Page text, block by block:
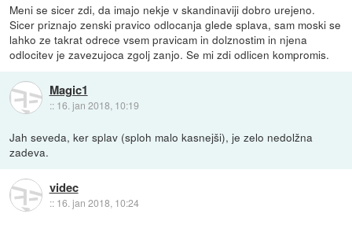
Meni se sicer zdi, da imajo nekje v skandinaviji dobro urejeno.
Sicer priznajo zenski pravico odlocanja glede splava, sam moski se
lahko ze takrat odrece vsem pravicam in dolznostim in njena
odlocitev je zavezujoca zgolj zanjo. Se mi zdi odlicen kompromis.
Magic1
:: 16. jan 2018, 10:19
Jah seveda, ker splav (sploh malo kasnejši), je zelo nedolžna
zadeva.
videc
:: 16. jan 2018, 10:24